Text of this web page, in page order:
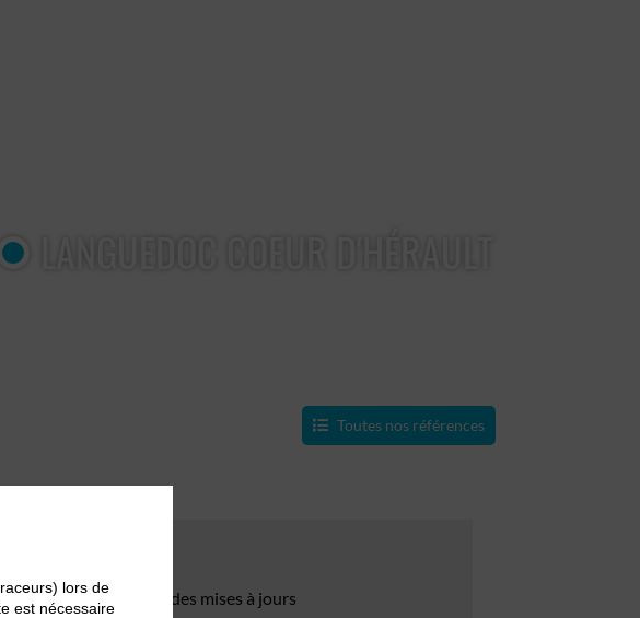
Toutes nos références
Autonomie des mises à jours
lors de
est nécessaire